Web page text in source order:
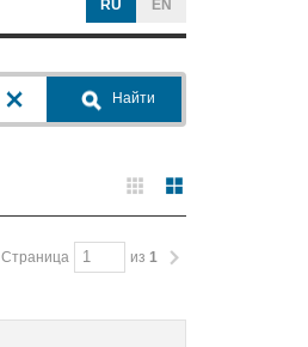
RU EN
Найти
Страница из 1